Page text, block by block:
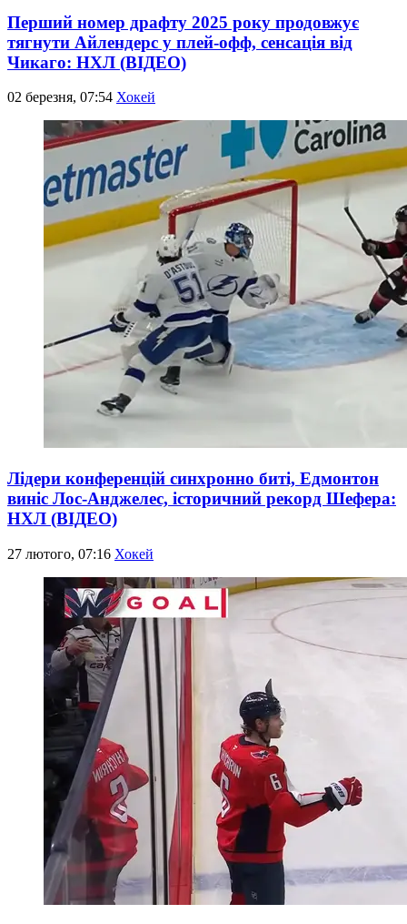
Перший номер драфту 2025 року продовжує
тягнути Айлендерс у плей-офф, сенсація від
Чикаго: НХЛ (ВІДЕО)
02 березня, 07:54 Хокей
Лідери конференцій синхронно биті, Едмонтон
виніс Лос-Анджелес, історичний рекорд Шефера:
НХЛ (ВІДЕО)
27 лютого, 07:16 Хокей